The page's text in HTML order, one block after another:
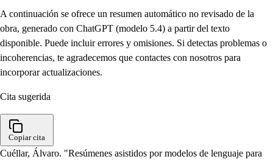
A continuación se ofrece un resumen automático no revisado de la
obra, generado con ChatGPT (modelo 5.4) a partir del texto
disponible. Puede incluir errores y omisiones. Si detectas problemas o
incoherencias, te agradecemos que contactes con nosotros para
incorporar actualizaciones.
Cita sugerida
Copiar cita
Cuéllar, Álvaro. "Resúmenes asistidos por modelos de lenguaje para